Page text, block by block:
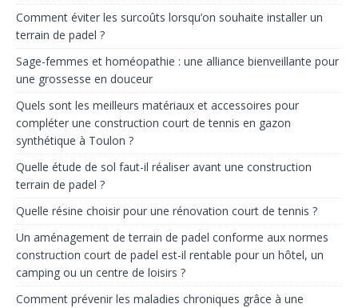
Comment éviter les surcoûts lorsqu’on souhaite installer un
terrain de padel ?
Sage-femmes et homéopathie : une alliance bienveillante pour
une grossesse en douceur
Quels sont les meilleurs matériaux et accessoires pour
compléter une construction court de tennis en gazon
synthétique à Toulon ?
Quelle étude de sol faut-il réaliser avant une construction
terrain de padel ?
Quelle résine choisir pour une rénovation court de tennis ?
Un aménagement de terrain de padel conforme aux normes
construction court de padel est-il rentable pour un hôtel, un
camping ou un centre de loisirs ?
Comment prévenir les maladies chroniques grâce à une